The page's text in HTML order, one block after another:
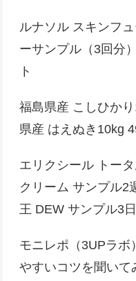
ルナソル スキンフ
ーサンプル（3回分
ト
福島県産 こしひか
県産 はえぬき10kg
エリクシール トー
クリーム サンプル2
王 DEW サンプル3
モニレポ（3UPラボ
やすいコツを聞いて